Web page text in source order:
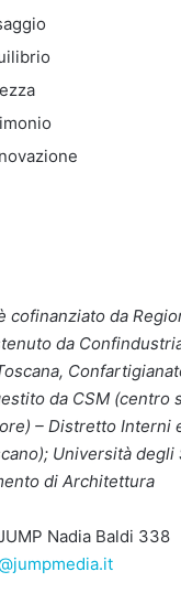
cofinanziato da
da
da CSM (centro
– Distretto Interni
Università degli
di Architettura
Nadia Baldi 338